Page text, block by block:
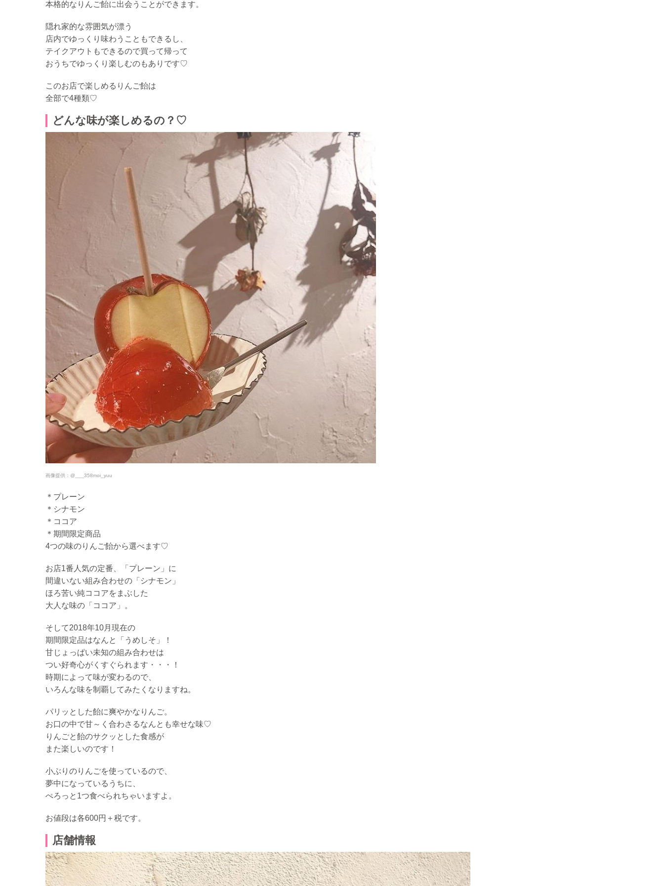
本格的なりんご飴に出会うことができます。
隠れ家的な雰囲気が漂う
店内でゆっくり味わうこともできるし、
テイクアウトもできるので買って帰って
おうちでゆっくり楽しむのもありです♡
このお店で楽しめるりんご飴は
全部で4種類♡
どんな味が楽しめるの？♡
画像提供： @___358moi_yuu
＊プレーン
＊シナモン
＊ココア
＊期間限定商品
4つの味のりんご飴から選べます♡
お店1番人気の定番、「プレーン」に
間違いない組み合わせの「シナモン」
ほろ苦い純ココアをまぶした
大人な味の「ココア」。
そして2018年10月現在の
期間限定品はなんと「うめしそ」！
甘じょっぱい未知の組み合わせは
つい好奇心がくすぐられます・・・！
時期によって味が変わるので、
いろんな味を制覇してみたくなりますね。
パリッとした飴に爽やかなりんご。
お口の中で甘～く合わさるなんとも幸せな味♡
りんごと飴のサクッとした食感が
また楽しいのです！
小ぶりのりんごを使っているので、
夢中になっているうちに、
ぺろっと1つ食べられちゃいますよ。
お値段は各600円＋税です。
店舗情報